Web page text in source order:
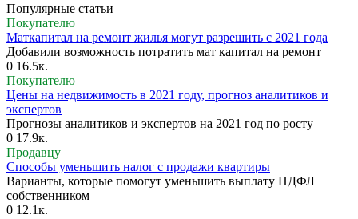
Популярные статьи
Покупателю
Маткапитал на ремонт жилья могут разрешить с 2021 года
Добавили возможность потратить мат капитал на ремонт
0 16.5к.
Покупателю
Цены на недвижимость в 2021 году, прогноз аналитиков и
экспертов
Прогнозы аналитиков и экспертов на 2021 год по росту
0 17.9к.
Продавцу
Способы уменьшить налог с продажи квартиры
Варианты, которые помогут уменьшить выплату НДФЛ
собственником
0 12.1к.